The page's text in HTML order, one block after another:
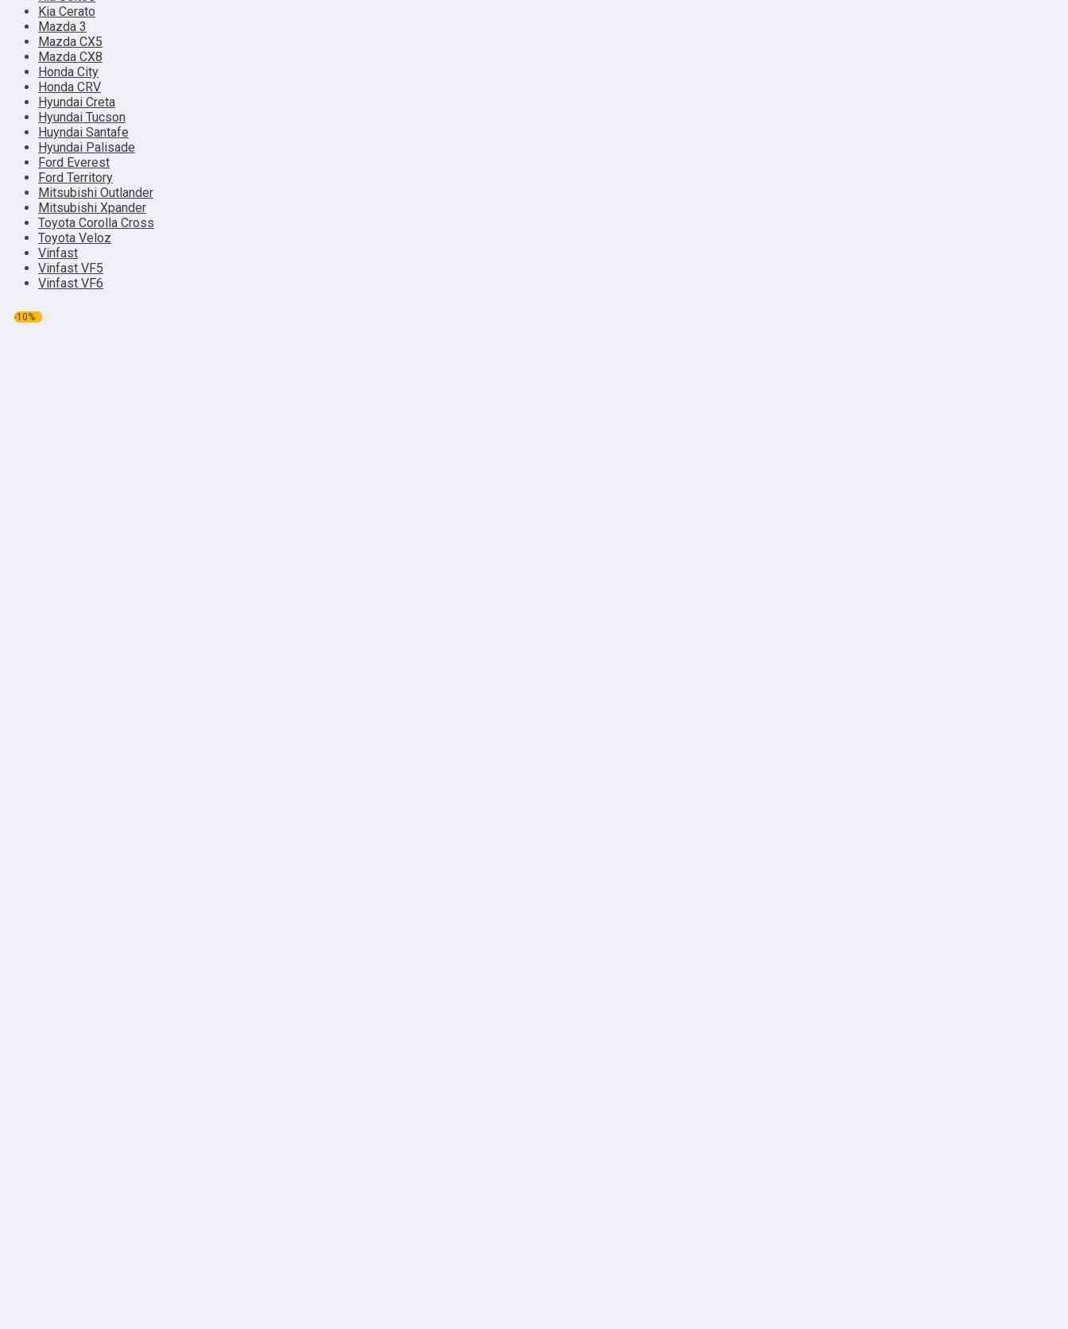
Kia Cerato
Mazda 3
Mazda CX5
Mazda CX8
Honda City
Honda CRV
Hyundai Creta
Hyundai Tucson
Huyndai Santafe
Hyundai Palisade
Ford Everest
Ford Territory
Mitsubishi Outlander
Mitsubishi Xpander
Toyota Corolla Cross
Toyota Veloz
Vinfast
Vinfast VF5
Vinfast VF6
-10%